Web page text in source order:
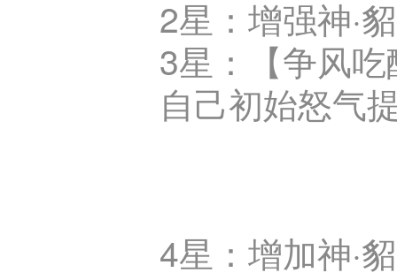
2星：增强神·
3星：【争风
自己初始怒气
4星：增加神·